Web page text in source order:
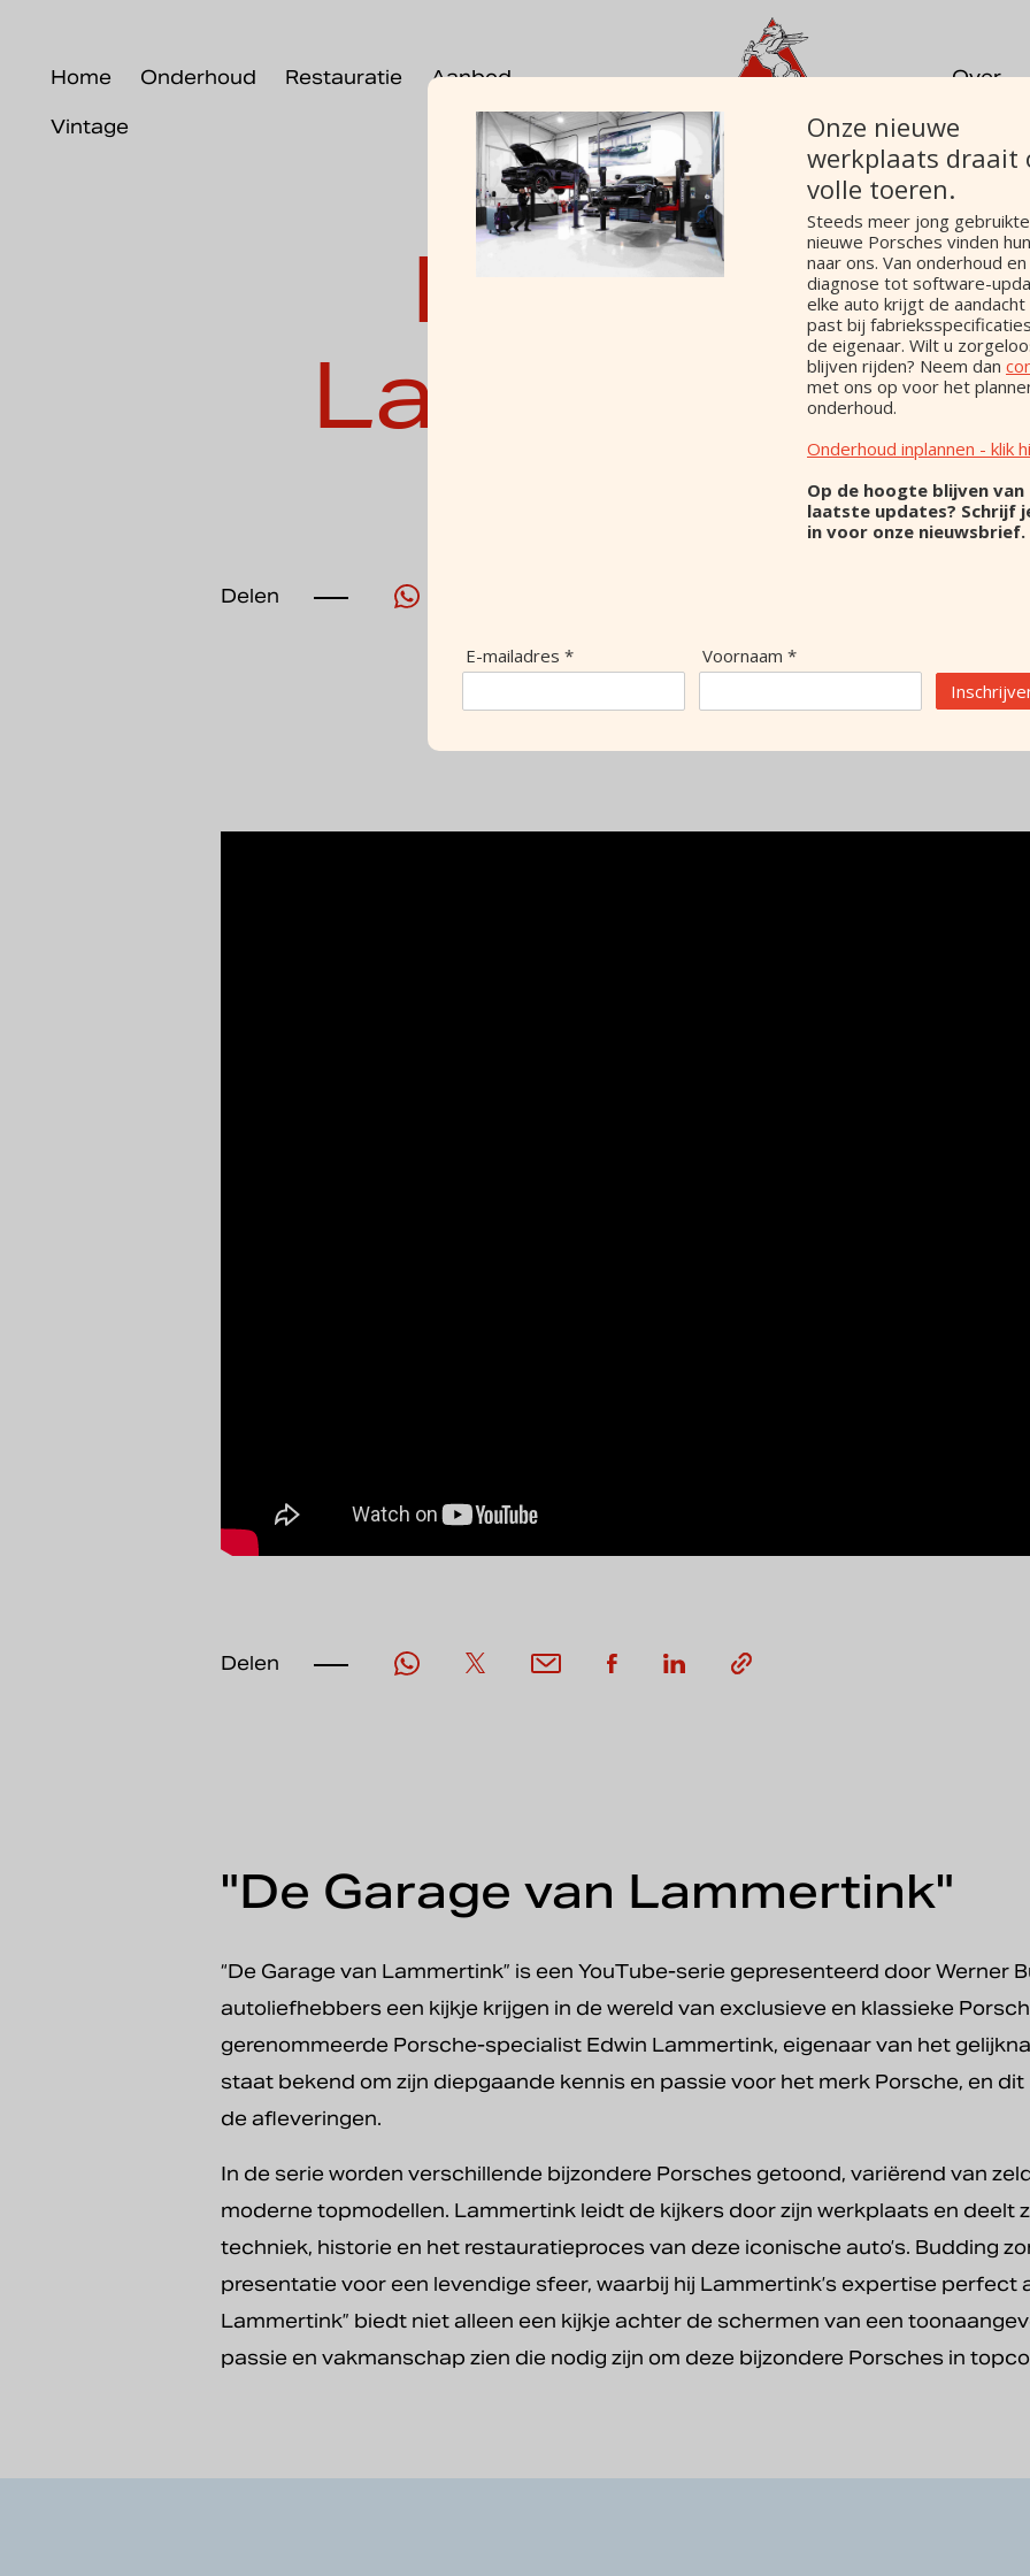
Home Onderhoud Restauratie Aanbod
Vintage
Over
De garage
Lammertink-
12 jul 2024 / / Lammertink Youtube
Delen
Delen
"De Garage van Lammertink"
“De Garage van Lammertink” is een YouTube-serie gepresenteerd door Werner
autoliefhebbers een kijkje krijgen in de wereld van exclusieve en klassieke
gerenommeerde Porsche-specialist Edwin Lammertink, eigenaar van het
staat bekend om zijn diepgaande kennis en passie voor het merk Porsche, en
de afleveringen.
In de serie worden verschillende bijzondere Porsches getoond, variërend van
moderne topmodellen. Lammertink leidt de kijkers door zijn werkplaats en deelt
techniek, historie en het restauratieproces van deze iconische auto’s. Budding
presentatie voor een levendige sfeer, waarbij hij Lammertink’s expertise perfect
Lammertink” biedt niet alleen een kijkje achter de schermen van een
passie en vakmanschap zien die nodig zijn om deze bijzondere Porsches in
Onze nieuwe
werkplaats draait
volle toeren.
Steeds meer jong
nieuwe Porsches vinden
naar ons. Van onderhoud en
diagnose tot software-
elke auto krijgt de aandacht
past bij
de eigenaar. Wilt u
blijven rijden? Neem dan
met ons op voor het
onderhoud.
Onderhoud inplannen - klik
Op de hoogte blijven van
laatste updates? Schrijf
in voor onze nieuwsbrief.
E-mailadres *
Voornaam *